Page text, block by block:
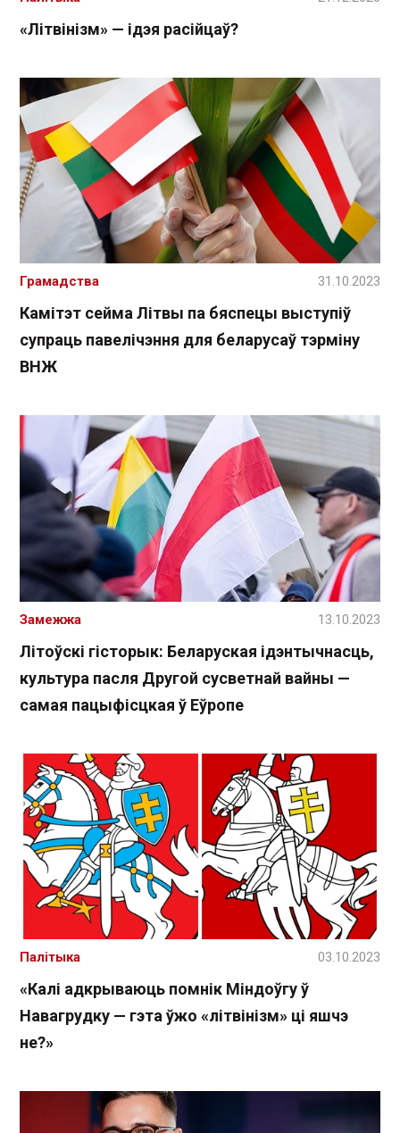
«Літвінізм» — ідэя расійцаў?
Камітэт сейма Літвы па бяспецы выступіў
супраць павелічэння для беларусаў тэрміну
ВНЖ
Грамадства 31.10.2023
Літоўскі гісторык: Беларуская ідэнтычнасць,
культура пасля Другой сусветнай вайны —
самая пацыфісцкая ў Еўропе
Замежжа 13.10.2023
«Калі адкрываюць помнік Міндоўгу ў
Навагрудку — гэта ўжо «літвінізм» ці яшчэ
не?»
Палітыка 03.10.2023